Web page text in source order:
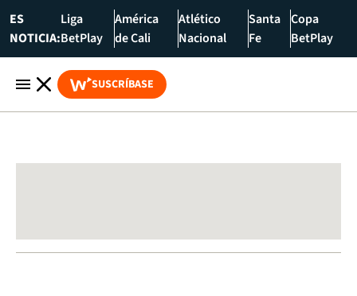
ES
NOTICIA:
Liga
BetPlay
América
de Cali
Atlético
Nacional
Santa
Fe
Copa
BetPlay
SUSCRÍBASE